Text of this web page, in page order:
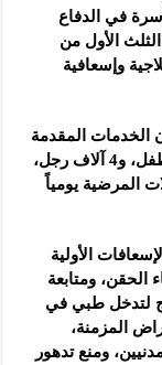
في الدفاع
الأول من
48 ألف خدمة علاجية وإسعافية
الخدمات المقدمة
استفاد منها أكثر من 27 ألف امرأة، و17 ألف طفل، و4 آلاف رجل،
المرضية يومياً
الأولية
الحقن، ومتابعة
لتدخل طبي في
المزمنة،
ومنع تدهور